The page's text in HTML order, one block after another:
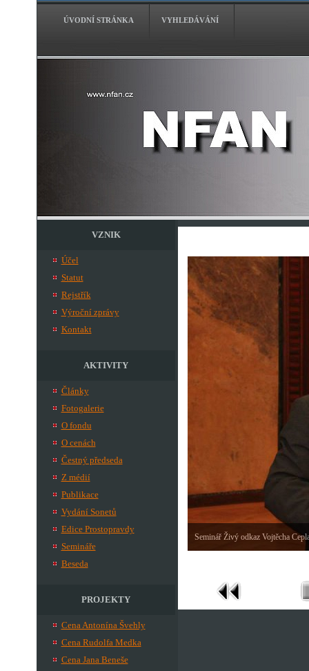
ÚVODNÍ STRÁNKA VYHLEDÁVÁNÍ
VZNIK
Účel
Statut
Rejstřík
Výroční zprávy
Kontakt
AKTIVITY
Články
Fotogalerie
O fondu
O cenách
Čestný předseda
Z médií
Publikace
Vydání Sonetů
Edice Prostopravdy
Semináře
Beseda
PROJEKTY
Cena Antonína Švehly
Cena Rudolfa Medka
Cena Jana Beneše
Seminář Živý odkaz Vojtěcha